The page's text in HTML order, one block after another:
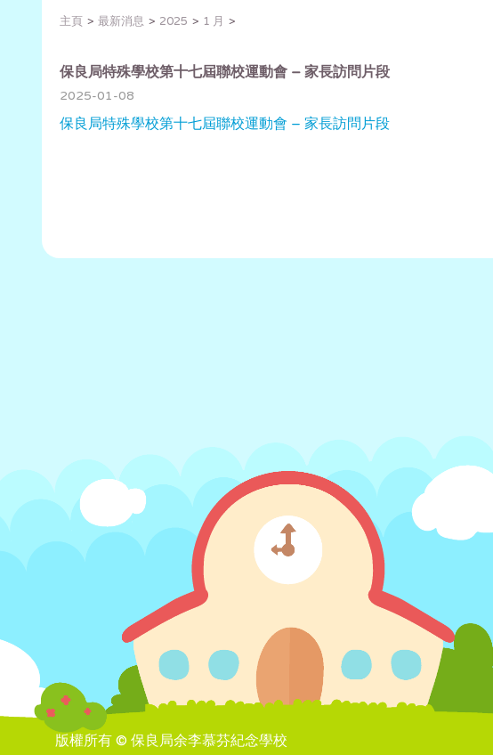
主頁 最新消息 2025 1 月
保良局特殊學校第十七屆聯校運動會 – 家長訪問片段
2025-01-08
保良局特殊學校第十七屆聯校運動會 – 家長訪問片段
版權所有 © 保良局余李慕芬紀念學校